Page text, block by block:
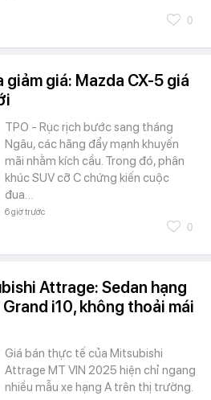
0
giảm giá: Mazda CX-5 giá
TPO - Rục rịch bước sang tháng
Ngâu, các hãng đẩy mạnh khuyến
mãi nhằm kích cầu. Trong đó, phân
khúc SUV cỡ C chứng kiến cuộc
đua…
6 giờ trước
0
Attrage: Sedan hạng
i10, không thoải mái
Giá bán thực tế của Mitsubishi
Attrage MT VIN 2025 hiện chỉ ngang
nhiều mẫu xe hạng A trên thị trường.